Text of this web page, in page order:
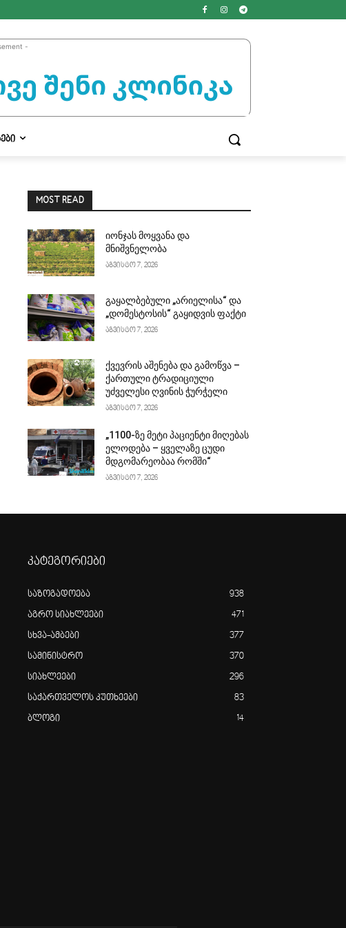
-
MOST READ
იონჯას მოყვანა და
მნიშვნელობა
აგვისტო 7, 2026
გაყალბებული „არიელისა“ და
„დომესტოსის“ გაყიდვის ფაქტი
აგვისტო 7, 2026
ქვევრის აშენება და გამოწვა –
ქართული ტრადიციული
უძველესი ღვინის ჭურჭელი
აგვისტო 7, 2026
„1100-ზე მეტი პაციენტი მიღებას
ელოდება – ყველაზე ცუდი
მდგომარეობაა რომში“
აგვისტო 7, 2026
კატეგორიები
საზოგადოება 938
აგრო სიახლეები 471
სხვა-ამბები 377
სამინისტრო 370
სიახლეები 296
საქართველოს კუთხეები 83
ბლოგი 14